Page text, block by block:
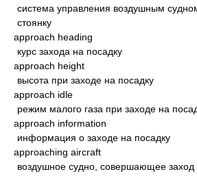
система управления воздушным
стоянку
approach heading
курс захода на посадку
approach height
высота при заходе на посадку
approach idle
режим малого газа при заходе на
approach information
информация о заходе на посадку
approaching aircraft
воздушное судно, совершающее заход